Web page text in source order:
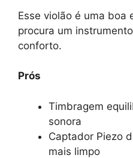
Esse violão é uma boa
procura um
conforto.
Prós
Timbragem
sonora
Captador Piezo
mais limpo